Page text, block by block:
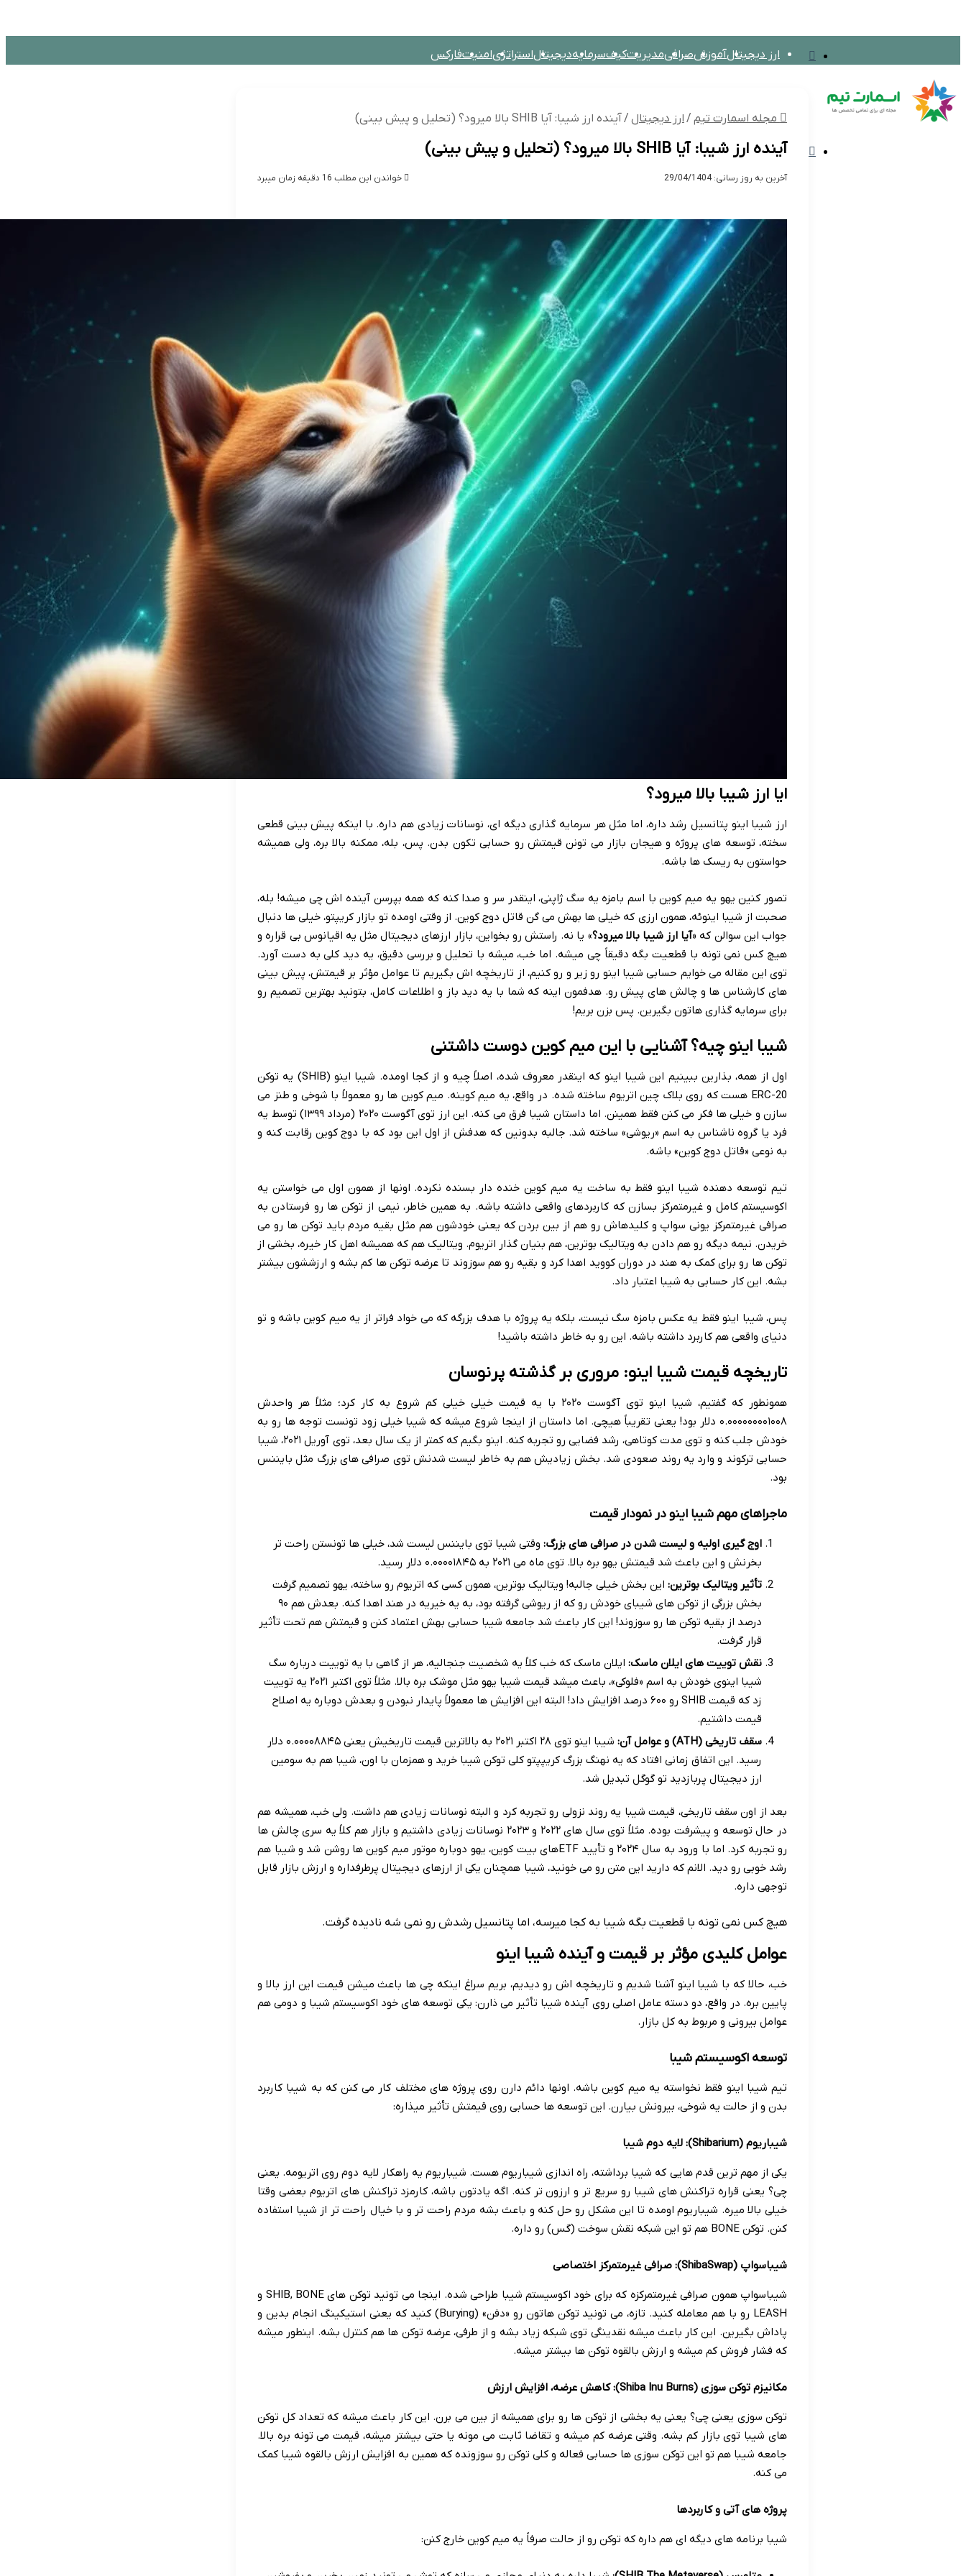
تغییر
پوسته
ارز دیجیتالآموزشصرافیمدیریتکیفسرمایهدیجیتالاستراتژیامنیتفارکس
مجله اسمارت تیم /ارز دیجیتال /آینده ارز شیبا: آیا SHIB بالا میرود؟ (تحلیل و پیش بینی)
آینده ارز شیبا: آیا SHIB بالا میرود؟ (تحلیل و پیش بینی)
آخرین به روز رسانی: 29/04/1404 خواندن این مطلب 16 دقیقه زمان میبرد
ایا ارز شیبا بالا میرود؟
ارز شیبا اینو پتانسیل رشد داره، اما مثل هر سرمایه گذاری دیگه ای، نوسانات زیادی هم داره. با اینکه پیش بینی قطعی
سخته، توسعه های پروژه و هیجان بازار می تونن قیمتش رو حسابی تکون بدن. پس، بله، ممکنه بالا بره، ولی همیشه
حواستون به ریسک ها باشه.
تصور کنین یهو یه میم کوین با اسم بامزه یه سگ ژاپنی، اینقدر سر و صدا کنه که همه بپرسن آینده اش چی میشه! بله،
صحبت از شیبا اینوئه، همون ارزی که خیلی ها بهش می گن قاتل دوج کوین. از وقتی اومده تو بازار کریپتو، خیلی ها دنبال
جواب این سوالن که «آیا ارز شیبا بالا میرود؟» یا نه. راستش رو بخواین، بازار ارزهای دیجیتال مثل یه اقیانوس بی قراره و
هیچ کس نمی تونه با قطعیت بگه دقیقاً چی میشه. اما خب، میشه با تحلیل و بررسی دقیق، یه دید کلی به دست آورد.
توی این مقاله می خوایم حسابی شیبا اینو رو زیر و رو کنیم، از تاریخچه اش بگیریم تا عوامل مؤثر بر قیمتش، پیش بینی
های کارشناس ها و چالش های پیش رو. هدفمون اینه که شما با یه دید باز و اطلاعات کامل، بتونید بهترین تصمیم رو
برای سرمایه گذاری هاتون بگیرین. پس بزن بریم!
شیبا اینو چیه؟ آشنایی با این میم کوین دوست داشتنی
اول از همه، بذارین ببینیم این شیبا اینو که اینقدر معروف شده، اصلاً چیه و از کجا اومده. شیبا اینو (SHIB) یه توکن
ERC-20 هست که روی بلاک چین اتریوم ساخته شده. در واقع، یه میم کوینه. میم کوین ها رو معمولاً با شوخی و طنز می
سازن و خیلی ها فکر می کنن فقط همینن. اما داستان شیبا فرق می کنه. این ارز توی آگوست ۲۰۲۰ (مرداد ۱۳۹۹) توسط یه
فرد یا گروه ناشناس به اسم «ریوشی» ساخته شد. جالبه بدونین که هدفش از اول این بود که با دوج کوین رقابت کنه و
به نوعی «قاتل دوج کوین» باشه.
تیم توسعه دهنده شیبا اینو فقط به ساخت یه میم کوین خنده دار بسنده نکرده. اونها از همون اول می خواستن یه
اکوسیستم کامل و غیرمتمرکز بسازن که کاربردهای واقعی داشته باشه. به همین خاطر، نیمی از توکن ها رو فرستادن به
صرافی غیرمتمرکز یونی سواپ و کلیدهاش رو هم از بین بردن که یعنی خودشون هم مثل بقیه مردم باید توکن ها رو می
خریدن. نیمه دیگه رو هم دادن به ویتالیک بوترین، هم بنیان گذار اتریوم. ویتالیک هم که همیشه اهل کار خیره، بخشی از
توکن ها رو برای کمک به هند در دوران کووید اهدا کرد و بقیه رو هم سوزوند تا عرضه توکن ها کم بشه و ارزششون بیشتر
بشه. این کار حسابی به شیبا اعتبار داد.
پس، شیبا اینو فقط یه عکس بامزه سگ نیست، بلکه یه پروژه با هدف بزرگه که می خواد فراتر از یه میم کوین باشه و تو
دنیای واقعی هم کاربرد داشته باشه. این رو به خاطر داشته باشید!
تاریخچه قیمت شیبا اینو: مروری بر گذشته پرنوسان
همونطور که گفتیم، شیبا اینو توی آگوست ۲۰۲۰ با یه قیمت خیلی خیلی کم شروع به کار کرد؛ مثلاً هر واحدش
۰.۰۰۰۰۰۰۰۰۱۰۰۸ دلار بود! یعنی تقریباً هیچی. اما داستان از اینجا شروع میشه که شیبا خیلی زود تونست توجه ها رو به
خودش جلب کنه و توی مدت کوتاهی، رشد فضایی رو تجربه کنه. اینو بگیم که کمتر از یک سال بعد، توی آوریل ۲۰۲۱، شیبا
حسابی ترکوند و وارد یه روند صعودی شد. بخش زیادیش هم به خاطر لیست شدنش توی صرافی های بزرگ مثل بایننس
بود.
ماجراهای مهم شیبا اینو در نمودار قیمت
اوج گیری اولیه و لیست شدن در صرافی های بزرگ: وقتی شیبا توی بایننس لیست شد، خیلی ها تونستن راحت تر
بخرنش و این باعث شد قیمتش یهو بره بالا. توی ماه می ۲۰۲۱ به ۰.۰۰۰۰۱۸۴۵ دلار رسید.
تأثیر ویتالیک بوترین: این بخش خیلی جالبه! ویتالیک بوترین، همون کسی که اتریوم رو ساخته، یهو تصمیم گرفت
بخش بزرگی از توکن های شیبای خودش رو که از ریوشی گرفته بود، به یه خیریه در هند اهدا کنه. بعدش هم ۹۰
درصد از بقیه توکن ها رو سوزوند! این کار باعث شد جامعه شیبا حسابی بهش اعتماد کنن و قیمتش هم تحت تأثیر
قرار گرفت.
نقش توییت های ایلان ماسک: ایلان ماسک که خب کلاً یه شخصیت جنجالیه، هر از گاهی با یه توییت درباره سگ
شیبا اینوی خودش به اسم «فلوکی»، باعث میشد قیمت شیبا یهو مثل موشک بره بالا. مثلاً توی اکتبر ۲۰۲۱ یه توییت
زد که قیمت SHIB رو ۶۰۰ درصد افزایش داد! البته این افزایش ها معمولاً پایدار نبودن و بعدش دوباره یه اصلاح
قیمت داشتیم.
سقف تاریخی (ATH) و عوامل آن:
شیبا اینو توی ۲۸ اکتبر ۲۰۲۱ به بالاترین قیمت تاریخیش یعنی ۰.۰۰۰۰۸۸۴۵ دلار
رسید. این اتفاق زمانی افتاد که یه نهنگ بزرگ کریپپتو کلی توکن شیبا خرید و همزمان با اون، شیبا هم به سومین
ارز دیجیتال پربازدید تو گوگل تبدیل شد.
بعد از اون سقف تاریخی، قیمت شیبا یه روند نزولی رو تجربه کرد و البته نوسانات زیادی هم داشت. ولی خب، همیشه هم
در حال توسعه و پیشرفت بوده. مثلاً توی سال های ۲۰۲۲ و ۲۰۲۳ نوسانات زیادی داشتیم و بازار هم کلاً یه سری چالش ها
رو تجربه کرد. اما با ورود به سال ۲۰۲۴ و تأیید ETFهای بیت کوین، یهو دوباره موتور میم کوین ها روشن شد و شیبا هم
رشد خوبی رو دید. الانم که دارید این متن رو می خونید، شیبا همچنان یکی از ارزهای دیجیتال پرطرفداره و ارزش بازار قابل
توجهی داره.
هیچ کس نمی تونه با قطعیت بگه شیبا به کجا میرسه، اما پتانسیل رشدش رو نمی شه نادیده گرفت.
عوامل کلیدی مؤثر بر قیمت و آینده شیبا اینو
خب، حالا که با شیبا اینو آشنا شدیم و تاریخچه اش رو دیدیم، بریم سراغ اینکه چی ها باعث میشن قیمت این ارز بالا و
پایین بره. در واقع، دو دسته عامل اصلی روی آینده شیبا تأثیر می ذارن: یکی توسعه های خود اکوسیستم شیبا و دومی هم
عوامل بیرونی و مربوط به کل بازار.
توسعه اکوسیستم شیبا
تیم شیبا اینو فقط نخواسته یه میم کوین باشه. اونها دائم دارن روی پروژه های مختلف کار می کنن که به شیبا کاربرد
بدن و از حالت یه شوخی، بیرونش بیارن. این توسعه ها حسابی روی قیمتش تأثیر میذاره:
شیباریوم (Shibarium): لایه دوم شیبا
یکی از مهم ترین قدم هایی که شیبا برداشته، راه اندازی شیباریوم هست. شیباریوم یه راهکار لایه دوم روی اتریومه. یعنی
چی؟ یعنی قراره تراکنش های شیبا رو سریع تر و ارزون تر کنه. اگه یادتون باشه، کارمزد تراکنش های اتریوم بعضی وقتا
خیلی بالا میره. شیباریوم اومده تا این مشکل رو حل کنه و باعث بشه مردم راحت تر و با خیال راحت تر از شیبا استفاده
کنن. توکن BONE هم تو این شبکه نقش سوخت (گس) رو داره.
شیباسواپ (ShibaSwap): صرافی غیرمتمرکز اختصاصی
شیباسواپ همون صرافی غیرمتمرکزه که برای خود اکوسیستم شیبا طراحی شده. اینجا می تونید توکن های SHIB, BONE و
LEASH رو با هم معامله کنید. تازه، می تونید توکن هاتون رو «دفن» (Burying) کنید که یعنی استیکینگ انجام بدین و
پاداش بگیرین. این کار باعث میشه نقدینگی توی شبکه زیاد بشه و از طرفی، عرضه توکن ها هم کنترل بشه. اینطور میشه
که فشار فروش کم میشه و ارزش بالقوه توکن ها بیشتر میشه.
مکانیزم توکن سوزی (Shiba Inu Burns): کاهش عرضه، افزایش ارزش
توکن سوزی یعنی چی؟ یعنی یه بخشی از توکن ها رو برای همیشه از بین می برن. این کار باعث میشه که تعداد کل توکن
های شیبا توی بازار کم بشه. وقتی عرضه کم میشه و تقاضا ثابت می مونه یا حتی بیشتر میشه، قیمت می تونه بره بالا.
جامعه شیبا هم تو این توکن سوزی ها حسابی فعاله و کلی توکن رو سوزونده که همین به افزایش ارزش بالقوه شیبا کمک
می کنه.
پروژه های آتی و کاربردها
شیبا برنامه های دیگه ای هم داره که توکن رو از حالت صرفاً یه میم کوین خارج کنن: